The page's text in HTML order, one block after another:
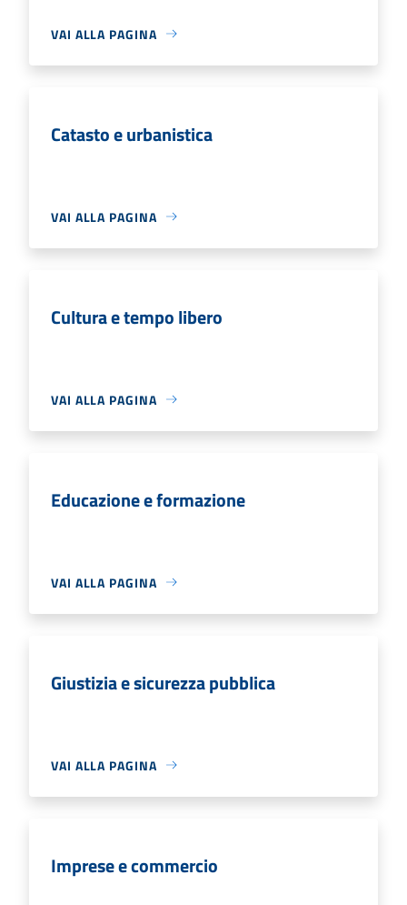
VAI ALLA PAGINA
Catasto e urbanistica
VAI ALLA PAGINA
Cultura e tempo libero
VAI ALLA PAGINA
Educazione e formazione
VAI ALLA PAGINA
Giustizia e sicurezza pubblica
VAI ALLA PAGINA
Imprese e commercio